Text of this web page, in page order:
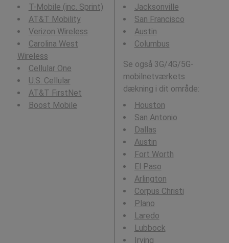
T-Mobile (inc. Sprint)
AT&T Mobility
Verizon Wireless
Carolina West
Wireless
Cellular One
U.S. Cellular
AT&T FirstNet
Boost Mobile
Jacksonville
San Francisco
Austin
Columbus
Se også 3G/4G/5G-
mobilnetværkets
dækning i dit område:
Houston
San Antonio
Dallas
Austin
Fort Worth
El Paso
Arlington
Corpus Christi
Plano
Laredo
Lubbock
Irving